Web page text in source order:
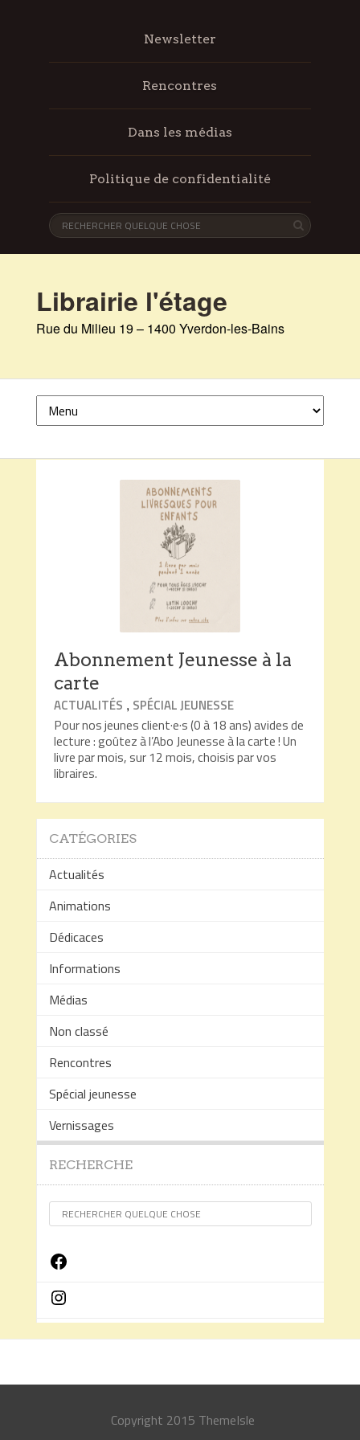
Newsletter
Rencontres
Dans les médias
Politique de confidentialité
Librairie l'étage
Rue du Milieu 19 – 1400 Yverdon-les-Bains
Abonnement Jeunesse à la
carte
ACTUALITÉS , SPÉCIAL JEUNESSE
Pour nos jeunes client·e·s (0 à 18 ans) avides de
lecture : goûtez à l’Abo Jeunesse à la carte ! Un
livre par mois, sur 12 mois, choisis par vos
libraires.
CATÉGORIES
Actualités
Animations
Dédicaces
Informations
Médias
Non classé
Rencontres
Spécial jeunesse
Vernissages
RECHERCHE
Copyright 2015 ThemeIsle